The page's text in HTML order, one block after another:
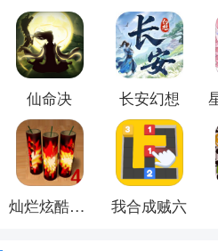
仙命决 长安幻想
灿烂炫酷模拟器 我合成贼六